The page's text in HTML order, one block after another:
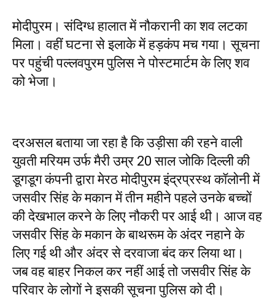
मोदीपुरम। संदिग्ध हालात में नौकरानी का शव लटका
मिला। वहीं घटना से इलाके में हड़कंप मच गया। सूचना
पर पहुंची पल्लवपुरम पुलिस ने पोस्टमार्टम के लिए शव
को भेजा।
दरअसल बताया जा रहा है कि उड़ीसा की रहने वाली
युवती मरियम उर्फ मैरी उम्र 20 साल जोकि दिल्ली की
डूगडूग कंपनी द्वारा मेरठ मोदीपुरम इंद्रप्रस्थ कॉलोनी में
जसवीर सिंह के मकान में तीन महीने पहले उनके बच्चों
की देखभाल करने के लिए नौकरी पर आई थी। आज वह
जसवीर सिंह के मकान के बाथरूम के अंदर नहाने के
लिए गई थी और अंदर से दरवाजा बंद कर लिया था।
जब वह बाहर निकल कर नहीं आई तो जसवीर सिंह के
परिवार के लोगों ने इसकी सूचना पुलिस को दी।